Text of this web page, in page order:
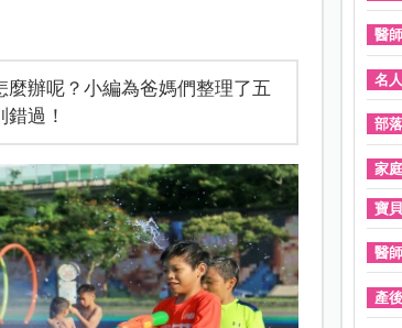
辦呢？小編為爸媽們整理了五
過！
醫
名
部
家
寶
醫
產